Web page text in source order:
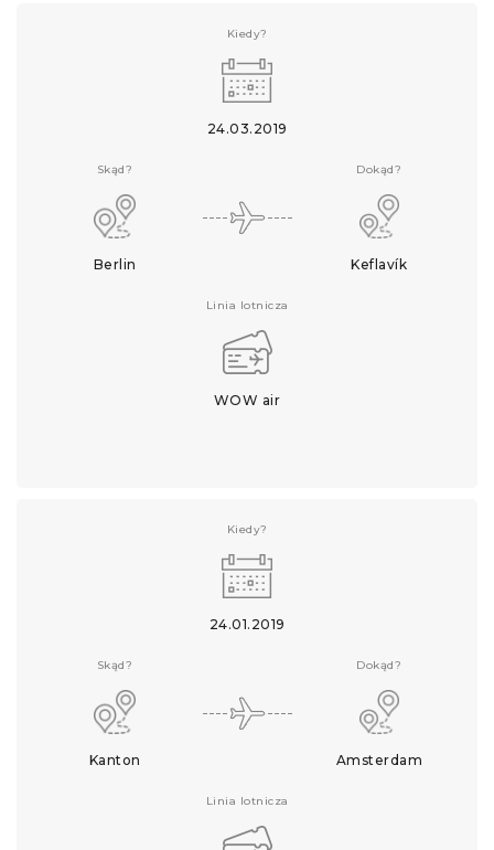
Kiedy?
24.03.2019
Skąd?
Berlin
Dokąd?
Keflavík
Linia lotnicza
WOW air
Kiedy?
24.01.2019
Skąd?
Kanton
Dokąd?
Amsterdam
Linia lotnicza